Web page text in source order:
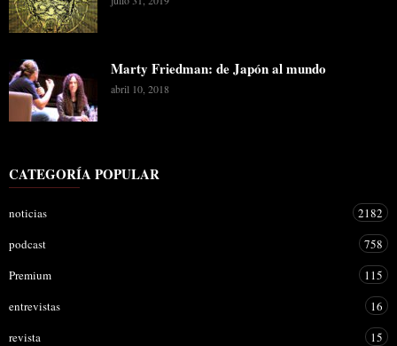
Marty Friedman: de Japón al mundo
abril 10, 2018
CATEGORÍA POPULAR
noticias
2182
podcast
758
Premium
115
entrevistas
16
revista
15